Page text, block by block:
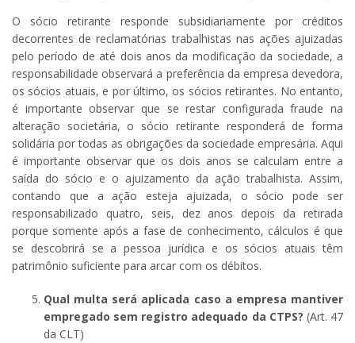
O sócio retirante responde subsidiariamente por créditos
decorrentes de reclamatórias trabalhistas nas ações ajuizadas
pelo período de até dois anos da modificação da sociedade, a
responsabilidade observará a preferência da empresa devedora,
os sócios atuais, e por último, os sócios retirantes. No entanto,
é importante observar que se restar configurada fraude na
alteração societária, o sócio retirante responderá de forma
solidária por todas as obrigações da sociedade empresária. Aqui
é importante observar que os dois anos se calculam entre a
saída do sócio e o ajuizamento da ação trabalhista. Assim,
contando que a ação esteja ajuizada, o sócio pode ser
responsabilizado quatro, seis, dez anos depois da retirada
porque somente após a fase de conhecimento, cálculos é que
se descobrirá se a pessoa jurídica e os sócios atuais têm
patrimônio suficiente para arcar com os débitos.
Qual multa será aplicada caso a empresa mantiver
empregado sem registro adequado da CTPS? (Art. 47
da CLT)